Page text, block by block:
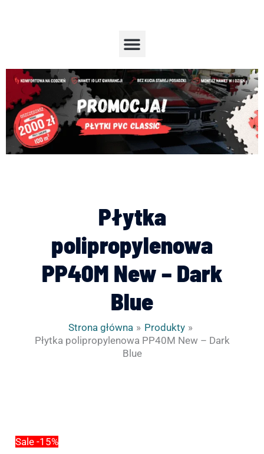
Menu
Płytka
polipropylenowa
PP40M New – Dark
Blue
Strona główna
Produkty
Płytka polipropylenowa PP40M New – Dark
Blue
Sale -15%
15.00zł.
PP40M
New